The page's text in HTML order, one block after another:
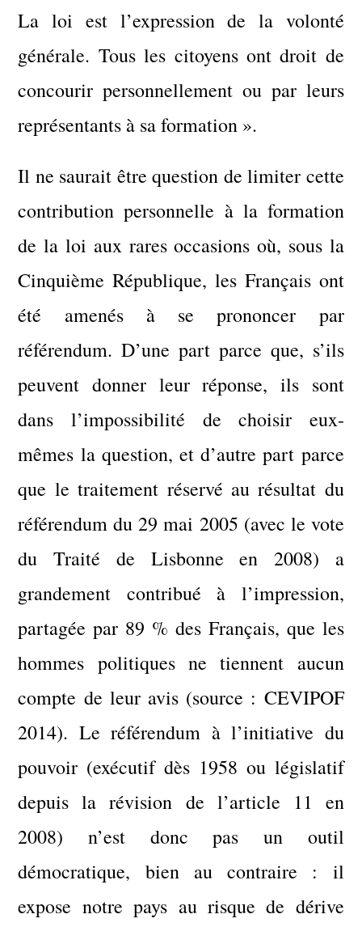
La loi est l’expression de la volonté
générale. Tous les citoyens ont droit de
concourir personnellement ou par leurs
représentants à sa formation ».
Il ne saurait être question de limiter cette
contribution personnelle à la formation
de la loi aux rares occasions où, sous la
Cinquième République, les Français ont
été amenés à se prononcer par
référendum. D’une part parce que, s’ils
peuvent donner leur réponse, ils sont
dans l’impossibilité de choisir eux-
mêmes la question, et d’autre part parce
que le traitement réservé au résultat du
référendum du 29 mai 2005 (avec le vote
du Traité de Lisbonne en 2008) a
grandement contribué à l’impression,
partagée par 89 % des Français, que les
hommes politiques ne tiennent aucun
compte de leur avis (source : CEVIPOF
2014). Le référendum à l’initiative du
pouvoir (exécutif dès 1958 ou législatif
depuis la révision de l’article 11 en
2008) n’est donc pas un outil
démocratique, bien au contraire : il
expose notre pays au risque de dérive